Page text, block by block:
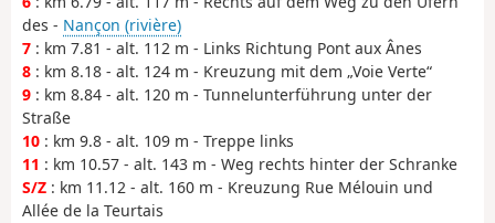
des - Nançon (rivière)
7 : km 7.81 - alt. 112 m - Links Richtung Pont aux Ânes
8 : km 8.18 - alt. 124 m - Kreuzung mit dem „Voie Verte“
9 : km 8.84 - alt. 120 m - Tunnelunterführung unter der
Straße
10 : km 9.8 - alt. 109 m - Treppe links
11 : km 10.57 - alt. 143 m - Weg rechts hinter der Schranke
S/Z : km 11.12 - alt. 160 m - Kreuzung Rue Mélouin und
Allée de la Teurtais